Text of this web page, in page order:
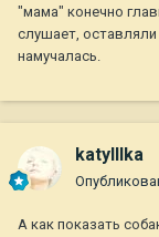
"мама" конечно
слушает,
намучалась.
katylllka
А как показать